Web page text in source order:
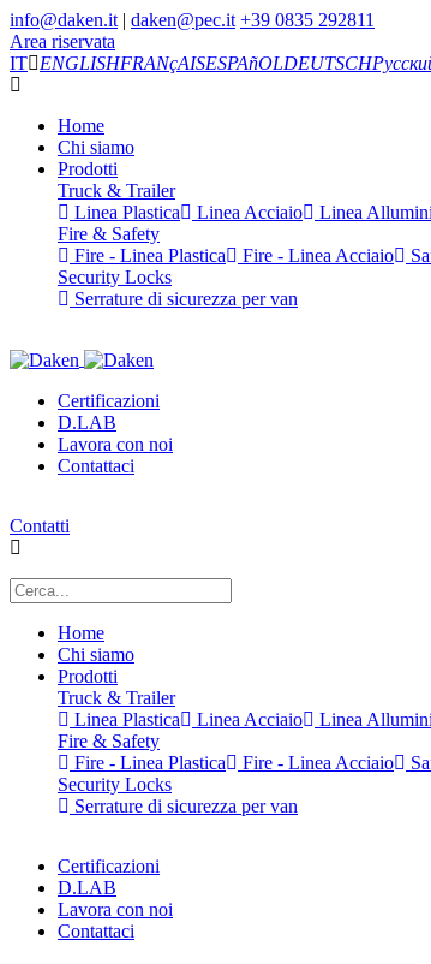
info@daken.it | daken@pec.it +39 0835 292811
Area riservata
IT
ENGLISHFRANçAISESPAñOLDEUTSCH
Home
Chi siamo
Prodotti
Truck & Trailer
Linea Plastica
Linea Acciaio Linea
Fire & Safety
Fire - Linea Plastica
Fire - Linea Acciaio
Security Locks
Serrature di sicurezza per van
Certificazioni
D.LAB
Lavora con noi
Contattaci
Contatti
Home
Chi siamo
Prodotti
Truck & Trailer
Linea Plastica
Linea Acciaio Linea
Fire & Safety
Fire - Linea Plastica
Fire - Linea Acciaio
Security Locks
Serrature di sicurezza per van
Certificazioni
D.LAB
Lavora con noi
Contattaci